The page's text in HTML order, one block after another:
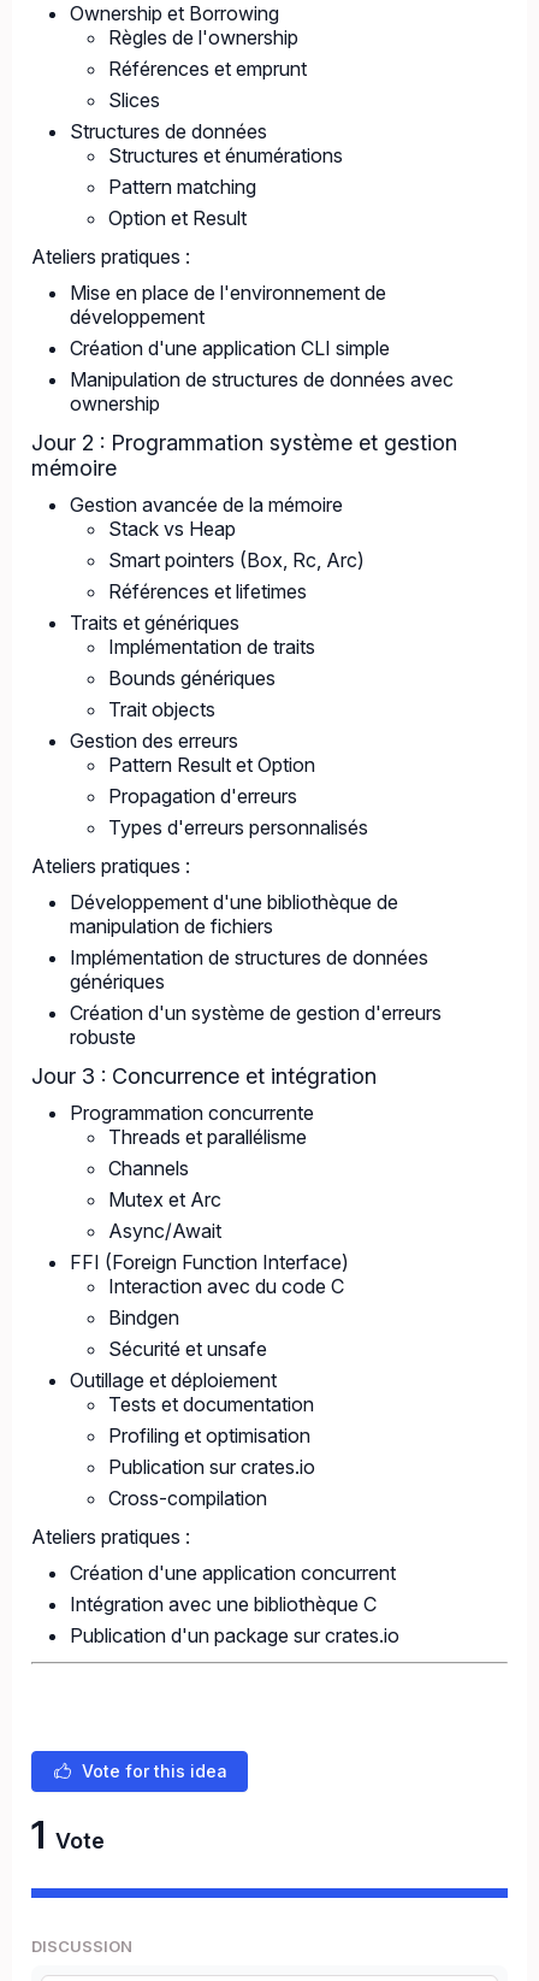
Ownership et Borrowing
Règles de l'ownership
Références et emprunt
Slices
Structures de données
Structures et énumérations
Pattern matching
Option et Result
Ateliers pratiques :
Mise en place de l'environnement de
développement
Création d'une application CLI simple
Manipulation de structures de données avec
ownership
Jour 2 : Programmation système et gestion
mémoire
Gestion avancée de la mémoire
Stack vs Heap
Smart pointers (Box, Rc, Arc)
Références et lifetimes
Traits et génériques
Implémentation de traits
Bounds génériques
Trait objects
Gestion des erreurs
Pattern Result et Option
Propagation d'erreurs
Types d'erreurs personnalisés
Ateliers pratiques :
Développement d'une bibliothèque de
manipulation de fichiers
Implémentation de structures de données
génériques
Création d'un système de gestion d'erreurs
robuste
Jour 3 : Concurrence et intégration
Programmation concurrente
Threads et parallélisme
Channels
Mutex et Arc
Async/Await
FFI (Foreign Function Interface)
Interaction avec du code C
Bindgen
Sécurité et unsafe
Outillage et déploiement
Tests et documentation
Profiling et optimisation
Publication sur crates.io
Cross-compilation
Ateliers pratiques :
Création d'une application concurrent
Intégration avec une bibliothèque C
Publication d'un package sur crates.io
Vote for this idea
1 Vote
DISCUSSION